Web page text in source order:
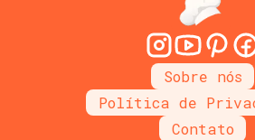
Sobre nós
Política de
Contato